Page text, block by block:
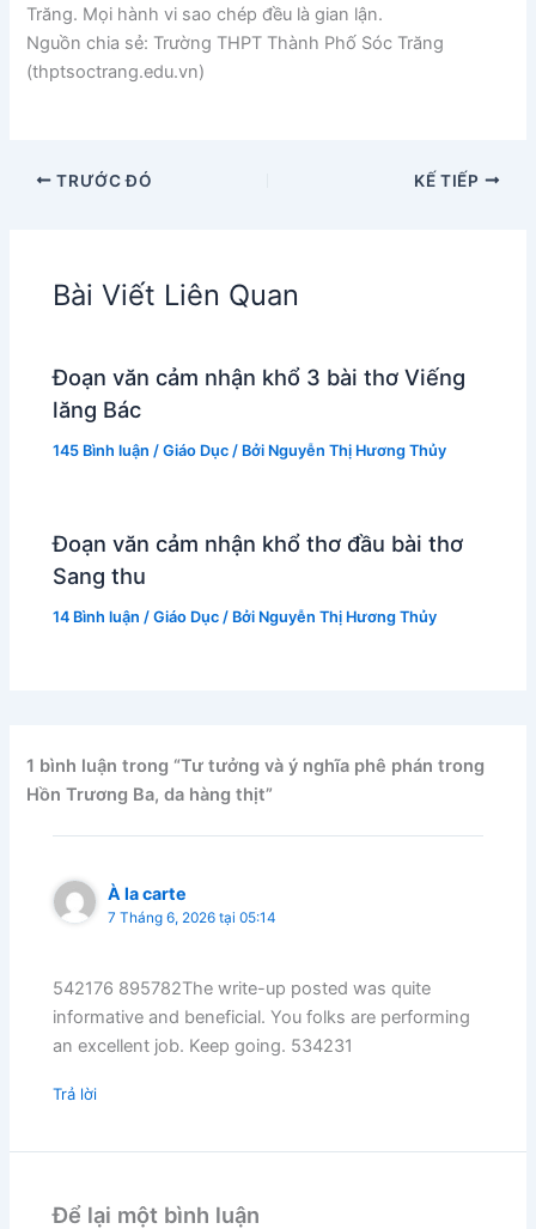
Trăng. Mọi hành vi sao chép đều là gian lận.
Nguồn chia sẻ: Trường THPT Thành Phố Sóc Trăng
(thptsoctrang.edu.vn)
TRƯỚC ĐÓ KẾ TIẾP
Bài Viết Liên Quan
Đoạn văn cảm nhận khổ 3 bài thơ Viếng
lăng Bác
145 Bình luận /Giáo Dục / Bởi Nguyễn Thị Hương Thủy
Đoạn văn cảm nhận khổ thơ đầu bài thơ
Sang thu
14 Bình luận /Giáo Dục / Bởi Nguyễn Thị Hương Thủy
1 bình luận trong “Tư tưởng và ý nghĩa phê phán trong
Hồn Trương Ba, da hàng thịt”
À la carte
7 Tháng 6, 2026 tại 05:14
542176 895782The write-up posted was quite
informative and beneficial. You folks are performing
an excellent job. Keep going. 534231
Trả lời
Để lại một bình luận